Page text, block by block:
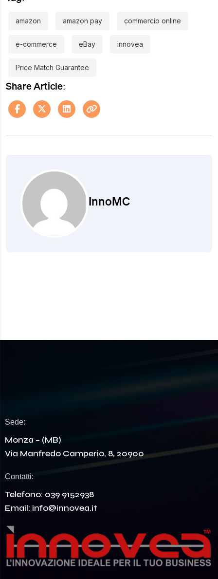
amazon amazon pay commercio online
e-commerce eBay innovea
Price Match Guarantee
Share Article:
InnoMC
Sede:
Monza – (MB)
Via Manfredo Camperio, 8, 20900
Contatti:
Telefono: 039 9152938
Email: info@innovea.it